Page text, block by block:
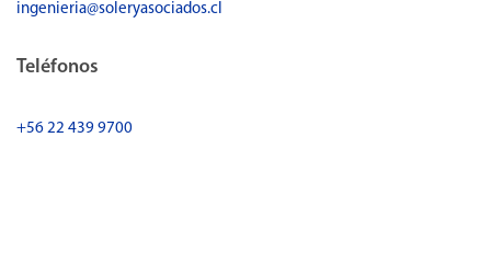
ingenieria@soleryasociados.cl
Teléfonos
+56 22 439 9700